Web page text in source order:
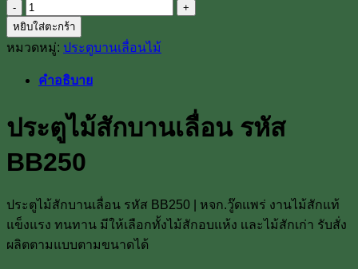
จำนวน
ประตู
ไม้
บาน
รหัส
BB250
ชิ้น
หยิบใส่ตะกร้า
หมวดหมู่: ประตูบานเลื่อนไม้
คำอธิบาย
ประตูไม้สักบานเลื่อน รหัส
BB250
ประตูไม้สักบานเลื่อน รหัส BB250 | หจก.วู๊ดแพร่ งานไม้สักแท้
แข็งแรง ทนทาน มีให้เลือกทั้งไม้สักอบแห้ง เเละไม้สักเก่า รับสั่ง
ผลิตตามแบบตามขนาดได้